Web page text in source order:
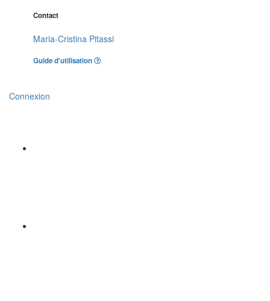
Contact
Maria-Cristina Pitassi
Guide d'utilisation
Connexion